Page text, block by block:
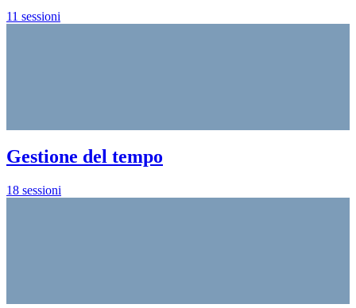
11 sessioni
Gestione del tempo
18 sessioni